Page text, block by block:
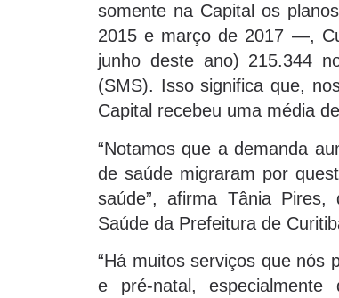
somente na Capital os
2015 e março de 2017 —,
junho deste ano) 215.344
(SMS). Isso significa que,
Capital recebeu uma média
“Notamos que a demanda
de saúde migraram por
saúde”, afirma Tânia
Saúde da Prefeitura de
“Há muitos serviços que nós
e pré-natal,